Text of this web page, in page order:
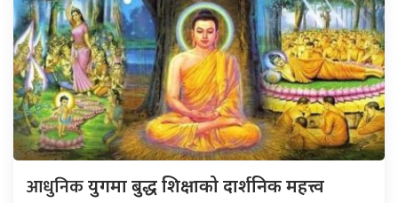
आधुनिकयुगमा बुद्ध शिक्षाको दार्शनिक महत्त्व